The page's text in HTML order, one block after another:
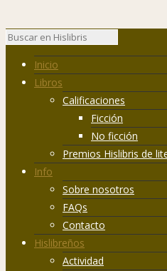
Inicio
Libros
Calificaciones
Ficción
No ficción
Premios Hislibris de
Info
Sobre nosotros
FAQs
Contacto
Hislibreños
Actividad